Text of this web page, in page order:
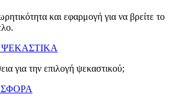
και εφαρμογή για να βρείτε το
ΨΕΚΑΣΤΙΚΑ
για την επιλογή ψεκαστικού;